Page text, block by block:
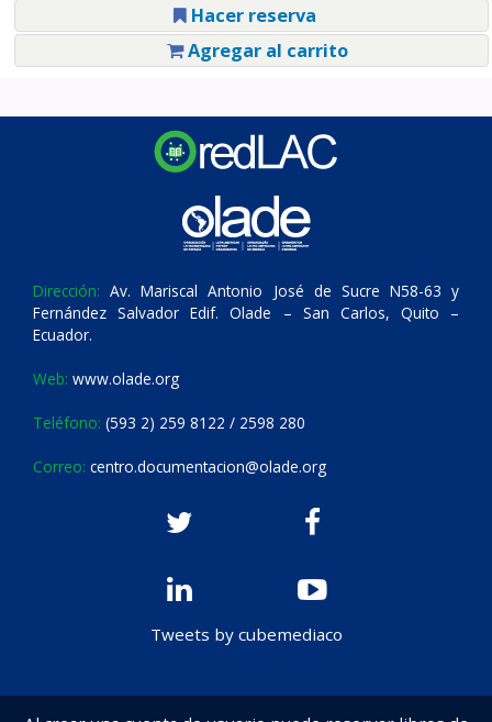
Hacer reserva
Agregar al carrito
Dirección: Av. Mariscal Antonio José de Sucre N58-63 y
Fernández Salvador Edif. Olade – San Carlos, Quito –
Ecuador.
Web: www.olade.org
Teléfono: (593 2) 259 8122 / 2598 280
Correo: centro.documentacion@olade.org
Tweets by cubemediaco